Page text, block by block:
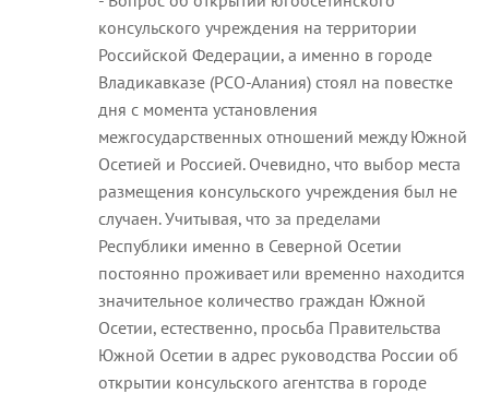
консульского учреждения на территории
Российской Федерации, а именно в городе
Владикавказе (РСО-Алания) стоял на повестке
дня с момента установления
межгосударственных отношений между Южной
Осетией и Россией. Очевидно, что выбор места
размещения консульского учреждения был не
случаен. Учитывая, что за пределами
Республики именно в Северной Осетии
постоянно проживает или временно находится
значительное количество граждан Южной
Осетии, естественно, просьба Правительства
Южной Осетии в адрес руководства России об
открытии консульского агентства в городе